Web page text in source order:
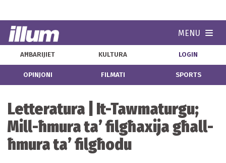
MENU
AĦBARIJIET KULTURA LOGIN
OPINJONI FILMATI SPORTS
Letteratura | It-Tawmaturgu;
Mill-ħmura ta’ filgħaxija għall-
ħmura ta’ filgħodu